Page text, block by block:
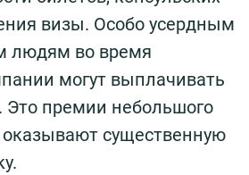
визы. Особо усердным
людям во время
могут выплачивать
Это премии небольшого
существенную